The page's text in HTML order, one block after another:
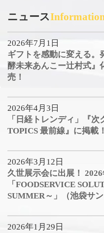
ニュース
2026年7月1日
ギフトを感動に変える。
酵未来あんこー辻村式』
売！
2026年4月3日
「日経トレンディ」『
TOPICS 最前線』に掲載！
2026年3月12日
久世展示会に出展！ 2026
「FOODSERVICE
SUMMER～」（池袋サ
2026年1月29日